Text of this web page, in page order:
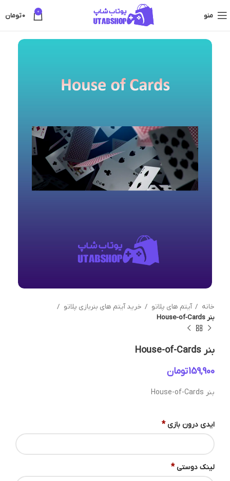
منو 0
0تومان
خانه آیتم های پلاتو
خرید آیتم های بنربازی پلاتو
بنر House-of-Cards
بنر House-of-Cards
تومان
بنر House-of-Cards
ایدی درون بازی *
لینک دوستی *